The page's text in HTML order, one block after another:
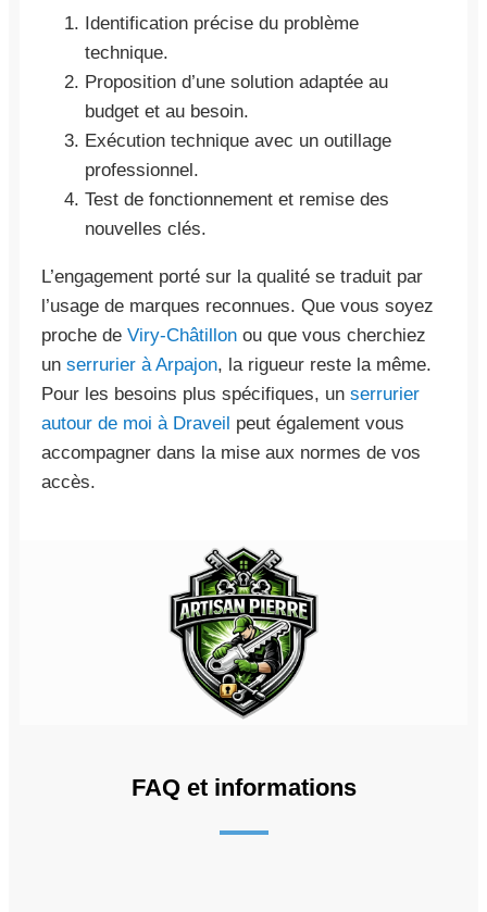
Identification précise du problème
technique.
Proposition d’une solution adaptée au
budget et au besoin.
Exécution technique avec un outillage
professionnel.
Test de fonctionnement et remise des
nouvelles clés.
L’engagement porté sur la qualité se traduit par
l’usage de marques reconnues. Que vous soyez
proche de Viry-Châtillon ou que vous cherchiez
un serrurier à Arpajon, la rigueur reste la même.
Pour les besoins plus spécifiques, un serrurier
autour de moi à Draveil peut également vous
accompagner dans la mise aux normes de vos
accès.
FAQ et informations